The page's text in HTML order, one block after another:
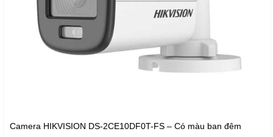
Camera HIKVISION DS-2CE10DF0T-FS – Có màu ban đêm